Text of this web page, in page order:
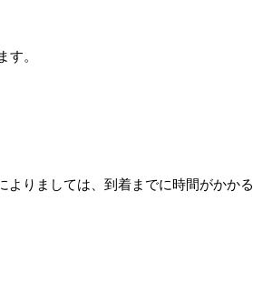
す。
よりましては、到着までに時間がかかる